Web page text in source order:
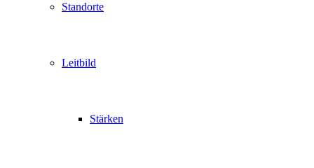
Standorte
Leitbild
Stärken